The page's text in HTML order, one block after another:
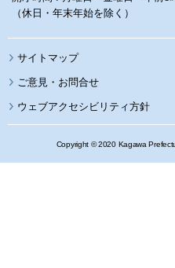
（休日・年末年始を除く）
サイトマップ
ウェブアクセシビリティ方針
Copyright © 2020 Kagawa